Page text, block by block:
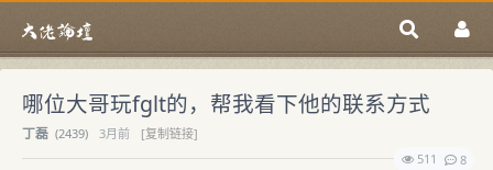
哪位大哥玩fglt的，帮我看下他的联系方式
丁磊 (2439) 3月前
[复制链接]
511
8